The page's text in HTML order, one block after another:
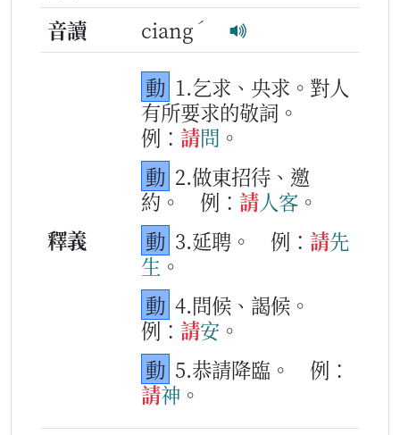
音讀 ciang ˊ
釋義
動 1.乞求、央求。對人
有所要求的敬詞。
例： 請問 。
動 2.做東招待、邀
約。
例： 請人客 。
動 3.延聘。 例： 請先
生。
動 4.問候、謁候。
例： 請安 。
動 5.恭請降臨。
例：
請神 。